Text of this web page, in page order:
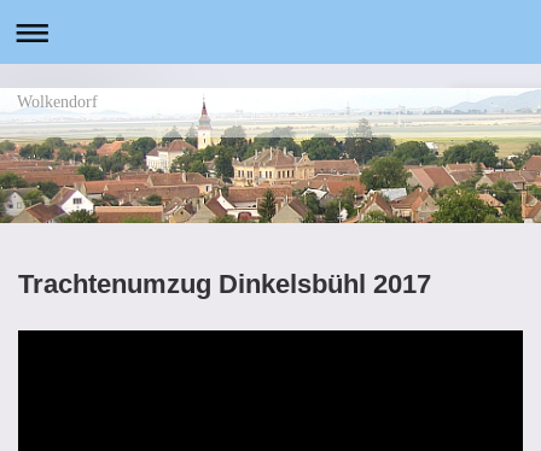
Wolkendorf
Trachtenumzug Dinkelsbühl 2017